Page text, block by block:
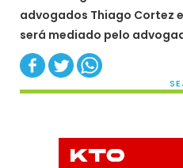
advogados Thiago Cortez
será mediado pelo